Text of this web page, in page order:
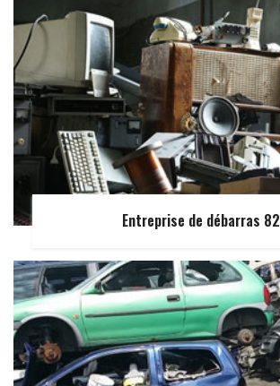
Entreprise de débarras 82